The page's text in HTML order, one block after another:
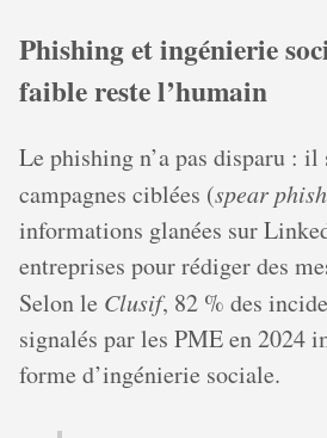
Phishing et ingénierie
faible reste l’humain
Le phishing n’a pas disparu : il
campagnes ciblées (spear
informations glanées sur
entreprises pour rédiger des
Selon le Clusif, 82 % des
signalés par les PME en 2024
forme d’ingénierie sociale.